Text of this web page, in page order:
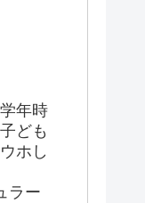
年時
ども
ホし
ラー